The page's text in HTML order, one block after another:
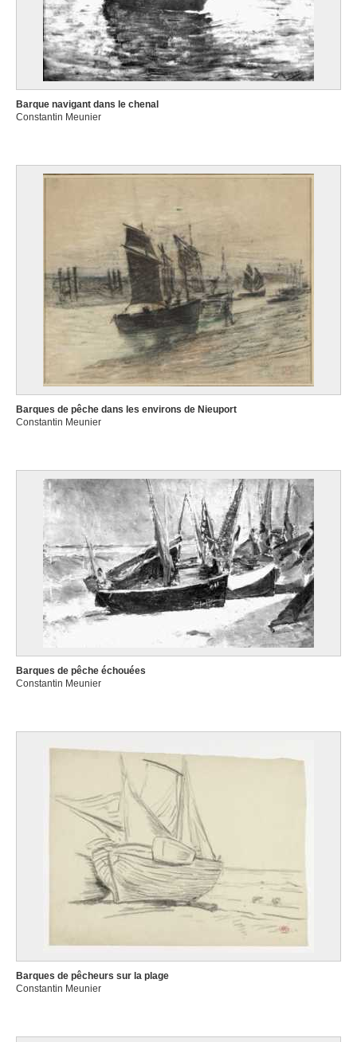
Barque navigant dans le chenal
Constantin Meunier
Barques de pêche dans les environs de Nieuport
Constantin Meunier
Barques de pêche échouées
Constantin Meunier
Barques de pêcheurs sur la plage
Constantin Meunier